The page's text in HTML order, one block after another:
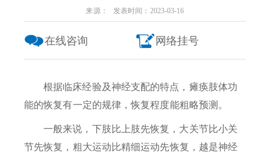
来源： 发表时间：2023-03-16
在线咨询 网络挂号
根据临床经验及神经支配的特点，瘫痪肢体功
能的恢复有一定的规律，恢复程度能粗略预测。
一般来说，下肢比上肢先恢复，大关节比小关
节先恢复，粗大运动比精细运动先恢复，越是神经